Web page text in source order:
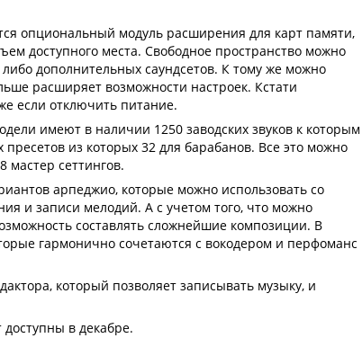
опциональный модуль расширения для карт памяти,
доступного места. Свободное пространство можно
либо дополнительных саундсетов. К тому же можно
расширяет возможности настроек. Кстати
если отключить питание.
имеют в наличии 1250 заводских звуков к которым
пресетов из которых 32 для барабанов. Все это можно
мастер сеттингов.
арпеджио, которые можно использовать со
и записи мелодий. А с учетом того, что можно
составлять сложнейшие композиции. В
гармонично сочетаются с вокодером и перфоманс
который позволяет записывать музыку, и
доступны в декабре.